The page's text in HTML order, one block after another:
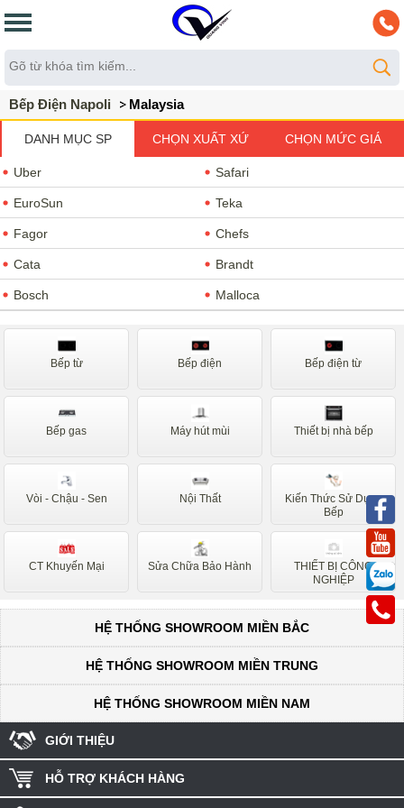
Bếp Điện Napoli Malaysia
DANH MỤC SP CHỌN XUẤT XỨ CHỌN MỨC GIÁ
Uber Safari
EuroSun Teka
Fagor Chefs
Cata Brandt
Bosch Malloca
Romal Kucy
Napoliz
Sunhouse
Ariston Sanaky
Bếp từ Bếp điện Bếp điện từ
Bếp gas Máy hút mùi Thiết bị nhà bếp
Vòi - Chậu - Sen Nội Thất
Kiến Thức Sử Dụng
Bếp
CT Khuyến Mại Sửa Chữa Bảo Hành
THIẾT BỊ CÔNG
NGHIỆP
HỆ THỐNG SHOWROOM MIỀN BẮC
HỆ THỐNG SHOWROOM MIỀN TRUNG
HỆ THỐNG SHOWROOM MIỀN NAM
GIỚI THIỆU
HỖ TRỢ KHÁCH HÀNG